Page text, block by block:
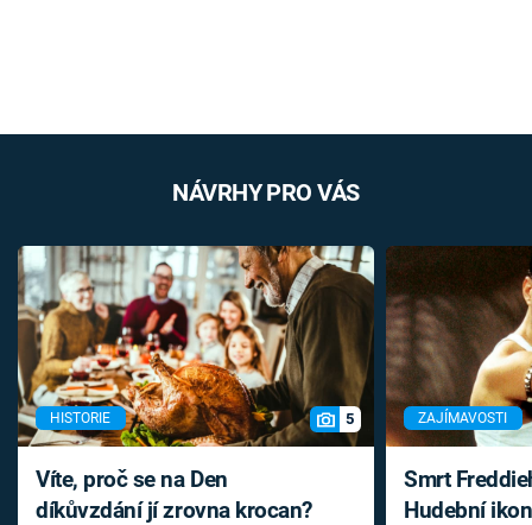
NÁVRHY PRO VÁS
HISTORIE 5
Víte, proč se na Den
díkůvzdání jí zrovna krocan?
ZAJÍMAVOSTI
Smrt
Hudební